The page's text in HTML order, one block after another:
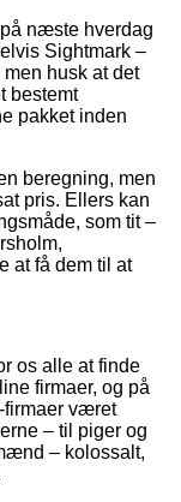
næste hverdag
Sightmark –
husk at det
bestemt
pakket inden
beregning, men
pris. Ellers kan
som tit –
at få dem til at
os alle at finde
firmaer, og på
firmaer været
– til piger og
– kolossalt,